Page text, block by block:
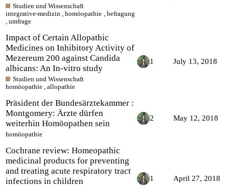
Studien und Wissenschaft
integrative-medizin ,homöopathie , befragung
, umfrage
Impact of Certain Allopathic
Medicines on Inhibitory Activity of
Mezereum 200 against Candida
albicans: An In-vitro study
Studien und Wissenschaft
homöopathie ,allopathie
1 July 13, 2018
Präsident der Bundesärztekammer :
Montgomery: Ärzte dürfen
weiterhin Homöopathen sein
homöopathie
2 May 12, 2018
Cochrane review: Homeopathic
medicinal products for preventing
and treating acute respiratory tract
infections in children
1 April 27, 2018